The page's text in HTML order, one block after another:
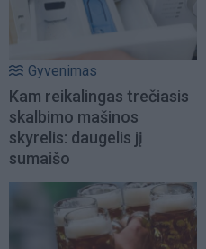
Gyvenimas
Kam reikalingas trečiasis
skalbimo mašinos
skyrelis: daugelis jį
sumaišo